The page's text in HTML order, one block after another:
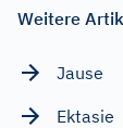
Weitere
Jause
Ektasie